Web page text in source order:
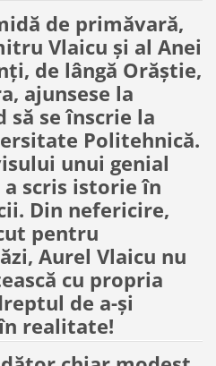
de primăvară,
Vlaicu și al Anei
de lângă Orăștie,
ajunsese la
să se înscrie la
Politehnică.
unui genial
scris istorie în
Din nefericire,
pentru
Aurel Vlaicu nu
cu propria
de a-și
realitate!